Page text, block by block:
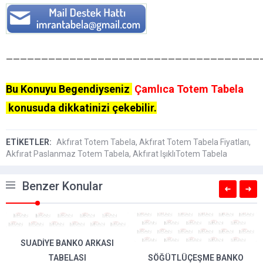
Bu Konuyu Begendiyseniz Çamlıca Totem Tabela
konusuda dikkatinizi çekebilir.
ETİKETLER: Akfırat Totem Tabela, Akfırat Totem Tabela Fiyatları,
Akfırat Paslanmaz Totem Tabela, Akfırat IşıklıTotem Tabela
Benzer Konular
SÖĞÜTLÜÇEŞME BANKO
SOĞANLIK BANKO ARKASI